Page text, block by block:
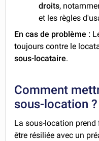
droits,
et les règles
En cas de problème :
toujours contre le
sous-locataire.
Comment
sous-location ?
La sous-location prend
être résiliée avec un